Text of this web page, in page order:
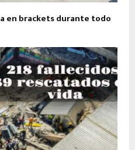
en brackets durante todo